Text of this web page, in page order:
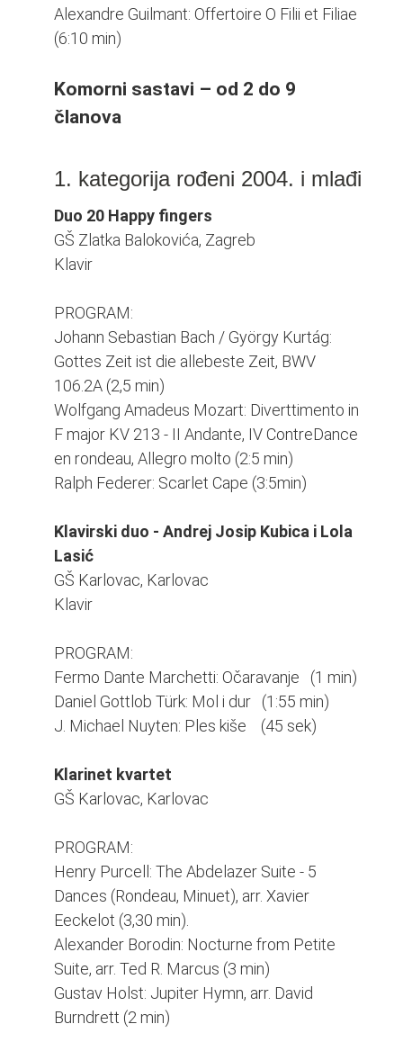
Alexandre Guilmant: Offertoire O Filii et Filiae
(6:10 min)
Komorni sastavi – od 2 do 9
članova
1. kategorija rođeni 2004. i mlađi
Duo 20 Happy fingers
GŠ Zlatka Balokovića, Zagreb
Klavir
PROGRAM:
Johann Sebastian Bach / György Kurtág:
Gottes Zeit ist die allebeste Zeit, BWV
106.2A (2,5 min)
Wolfgang Amadeus Mozart: Diverttimento in
F major KV 213 - II Andante, IV ContreDance
en rondeau, Allegro molto (2:5 min)
Ralph Federer: Scarlet Cape (3:5min)
Klavirski duo - Andrej Josip Kubica i Lola
Lasić
GŠ Karlovac, Karlovac
Klavir
PROGRAM:
Fermo Dante Marchetti: Očaravanje (1 min)
Daniel Gottlob Türk: Mol i dur (1:55 min)
J. Michael Nuyten: Ples kiše (45 sek)
Klarinet kvartet
GŠ Karlovac, Karlovac
PROGRAM:
Henry Purcell: The Abdelazer Suite - 5
Dances (Rondeau, Minuet), arr. Xavier
Eeckelot (3,30 min).
Alexander Borodin: Nocturne from Petite
Suite, arr. Ted R. Marcus (3 min)
Gustav Holst: Jupiter Hymn, arr. David
Burndrett (2 min)